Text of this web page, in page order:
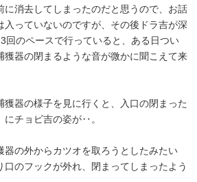
に消去してしまったのだと思うので、お話
入っていないのですが、その後ドラ吉が深
回のペースで行っていると、ある日つい
獲器の閉まるような音が微かに聞こえて来
獲器の様子を見に行くと、入口の閉まった
にチョビ吉の姿が‥。
器の外からカツオを取ろうとしたみたい
口のフックが外れ、閉まってしまったよう